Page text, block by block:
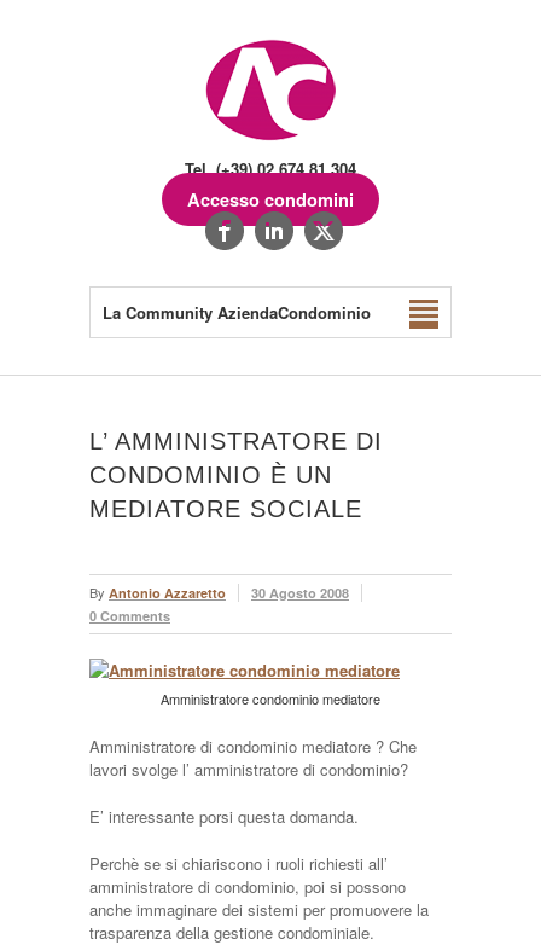
Tel. (+39) 02.674.81.304
Accesso condomini
La Community AziendaCondominio
L’ AMMINISTRATORE DI
CONDOMINIO È UN
MEDIATORE SOCIALE
By Antonio Azzaretto
30 Agosto 2008
0 Comments
Amministratore condominio mediatore
Amministratore di condominio mediatore ? Che
lavori svolge l’ amministratore di condominio?
E’ interessante porsi questa domanda.
Perchè se si chiariscono i ruoli richiesti all’
amministratore di condominio, poi si possono
anche immaginare dei sistemi per promuovere la
trasparenza della gestione condominiale.